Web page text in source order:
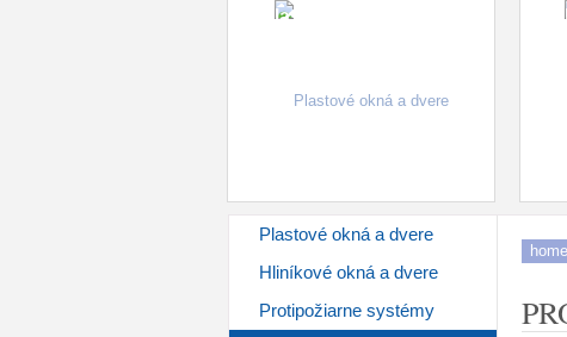
Plastové okná a dvere
Doplnky
Plastové okná a dvere
Hliníkové okná a dvere
Protipožiarne systémy
home